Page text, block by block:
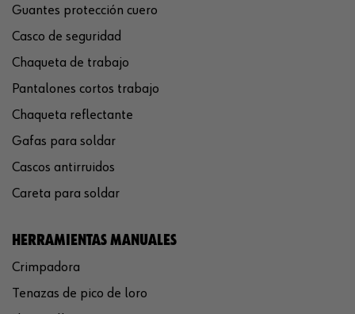
Guantes protección cuero
Casco de seguridad
Chaqueta de trabajo
Pantalones cortos trabajo
Chaqueta reflectante
Gafas para soldar
Cascos antirruidos
Careta para soldar
HERRAMIENTAS MANUALES
Crimpadora
Tenazas de pico de loro